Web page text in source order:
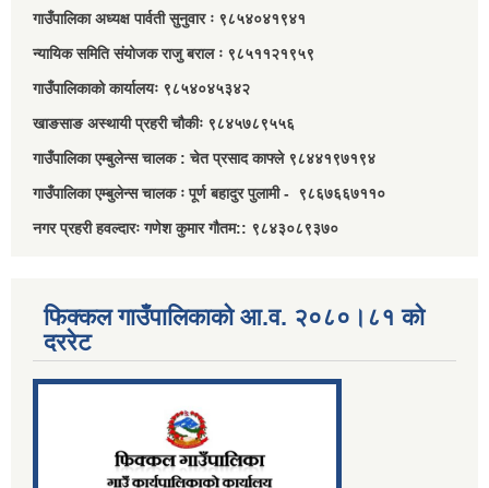
गाउँपालिका अध्यक्ष पार्वती सुनुवार ः ९८५४०४१९४१
न्यायिक समिति संयोजक राजु बराल ः ९८५११२१९५९
गाउँपालिकाको कार्यालयः ९८५४०४५३४२
खाङसाङ अस्थायी प्रहरी चौकीः ९८४५७८९५५६
गाउँपालिका एम्बुलेन्स चालक : चेत प्रसाद काफ्ले ९८४४१९७१९४
गाउँपालिका एम्बुलेन्स चालक ः पूर्ण बहादुर पुलामी - ९८६७६६७११०
नगर प्रहरी हवल्दारः गणेश कुमार गौतम:: ९८४३०८९३७०
फिक्कल गाउँपालिकाको आ.व. २०८०।८१ को
दररेट